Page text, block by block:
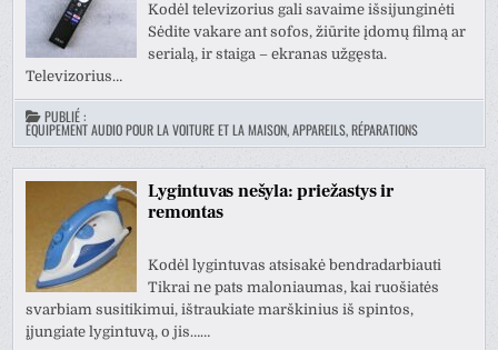
Kodėl televizorius gali savaime išsijunginėti
Sėdite vakare ant sofos, žiūrite įdomų filmą ar
serialą, ir staiga – ekranas užgęsta.
Televizorius…
PUBLIÉ :
ÉQUIPEMENT AUDIO POUR LA VOITURE ET LA MAISON, APPAREILS, RÉPARATIONS
Lygintuvas nešyla: priežastys ir
remontas
Kodėl lygintuvas atsisakė bendradarbiauti
Tikrai ne pats maloniaumas, kai ruošiatės
svarbiam susitikimui, ištraukiate marškinius iš spintos,
įjungiate lygintuvą, o jis……